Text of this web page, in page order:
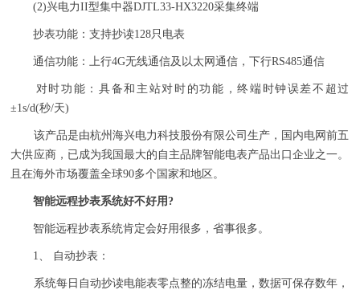
(2)兴电力II型集中器DJTL33-HX3220采集终端
抄表功能：支持抄读128只电表
通信功能：上行4G无线通信及以太网通信，下行RS485通信
对时功能：具备和主站对时的功能，终端时钟误差不超过
±1s/d(秒/天)
该产品是由杭州海兴电力科技股份有限公司生产，国内电网前五
大供应商，已成为我国最大的自主品牌智能电表产品出口企业之一。
且在海外市场覆盖全球90多个国家和地区。
智能远程抄表系统好不好用?
智能远程抄表系统肯定会好用很多，省事很多。
1、 自动抄表：
系统每日自动抄读电能表零点整的冻结电量，数据可保存数年，